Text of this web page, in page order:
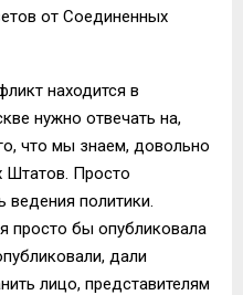
от Соединенных
находится в
нужно отвечать на,
что мы знаем, довольно
Штатов. Просто
ведения политики.
просто бы опубликовала
дали
лицо, представителям